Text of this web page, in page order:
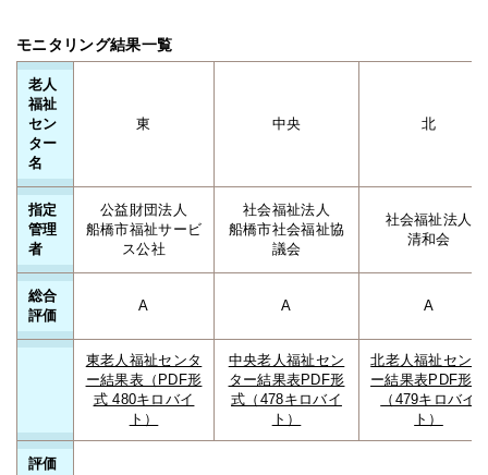
モニタリング結果一覧
老人
福祉
セン
ター
名
東 中央 北
指定
管理
者
公益財団法人
船橋市福祉サービ
ス公社
社会福祉法人
船橋市社会福祉協
議会
社会福祉法人
清和会
総合
評価
A A A
東老人福祉センタ
ー結果表（PDF形
式 480キロバイ
ト）
中央老人福祉セン
ター結果表PDF形
式（478キロバイ
ト）
北老人福祉センタ
ー結果表PDF形式
（479キロバイ
ト）
評価